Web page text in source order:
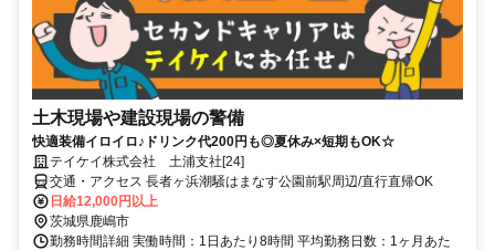
土木現場や建設現場の警備
快適装備イロイロ♪ドリンク代200円も◎夏休み×短期もOK☆
テイケイ株式会社 土浦支社[24]
交通・アクセス 長者ヶ浜潮騒はまなす公園前駅周辺/直行直帰OK
日給12,000円以上
茨城県鹿嶋市
勤務時間詳細 実働時間：1日あたり8時間 平均勤務日数：1ヶ月あた